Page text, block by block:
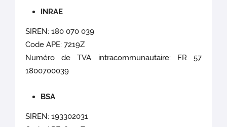
INRAE
SIREN: 180 070 039
Code APE: 7219Z
Numéro de TVA intracommunautaire: FR 57
1800700039
BSA
SIREN: 193302031